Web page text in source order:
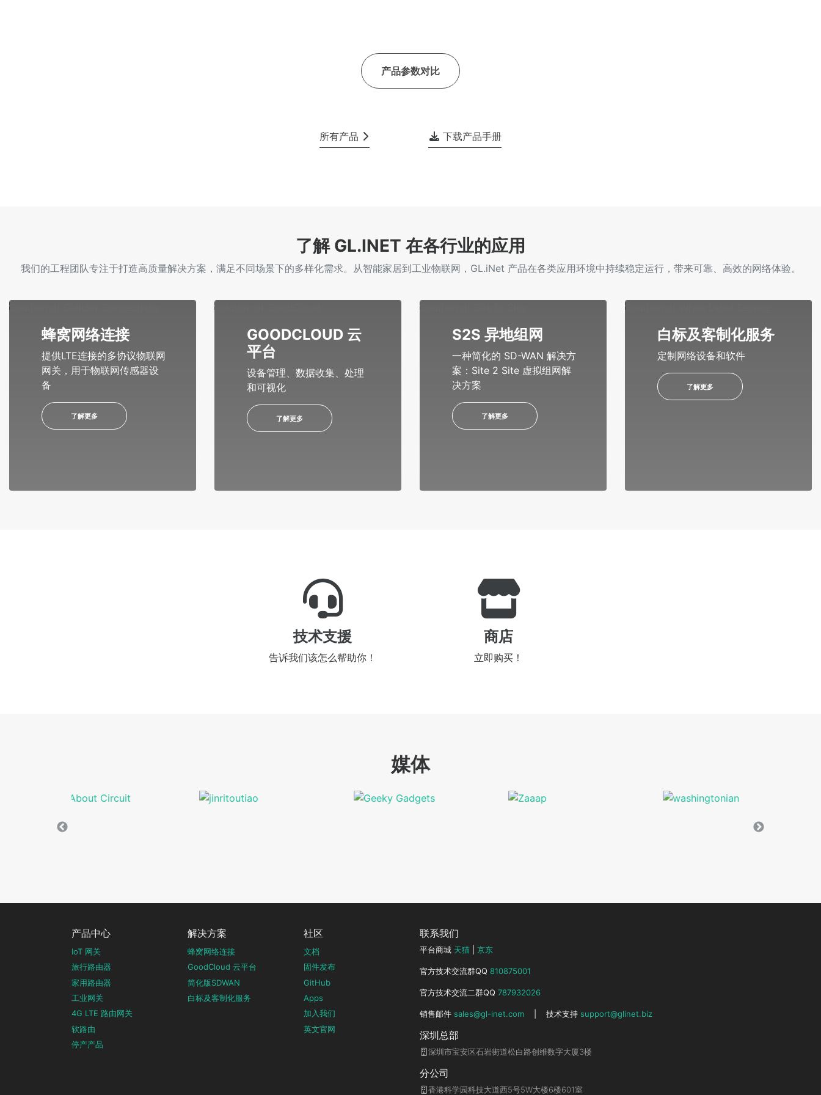
产品参数对比
所有产品 下载产品手册
了解 GL.INET 在各行业的应用
我们的工程团队专注于打造高质量解决方案，满足不同场景下的多样化需求。从智能家居到工业物联网，GL.iNet 产品在各类应用环境中持续稳定运行，带来可靠、高效的网络体验。
蜂窝网络连接
提供LTE连接的多协议物联网
网关，用于物联网传感器设
备
了解更多
GOODCLOUD 云
平台
设备管理、数据收集、处理
和可视化
了解更多
S2S 异地组网
一种简化的 SD-WAN 解决方
案：Site 2 Site 虚拟组网解
决方案
了解更多
白标及客制化服务
定制网络设备和软件
了解更多
技术支援
告诉我们该怎么帮助你！
商店
立即购买！
媒体
产品中心
IoT 网关
旅行路由器
家用路由器
工业网关
4G LTE 路由网关
软路由
停产产品
解决方案
蜂窝网络连接
GoodCloud 云平台
简化版SDWAN
白标及客制化服务
社区
文档
固件发布
GitHub
Apps
加入我们
英文官网
联系我们
平台商城 天猫 京东
官方技术交流群QQ 810875001
官方技术交流二群QQ 787932026
销售邮件 sales@gl-inet.com 技术支持 support@glinet.biz
深圳总部
深圳市宝安区石岩街道松白路创维数字大厦3楼
分公司
香港科学园科技大道西5号5W大楼6楼601室